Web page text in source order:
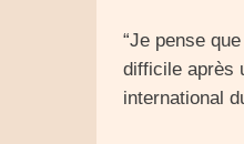
“Je pense
difficile après
international